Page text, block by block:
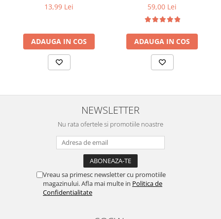
13,99 Lei
ADAUGA IN COS
59,00 Lei
ADAUGA IN COS
NEWSLETTER
Nu rata ofertele si promotiile noastre
Vreau sa primesc newsletter cu promotiile
magazinului. Afla mai multe in Politica de
Confidentialitate